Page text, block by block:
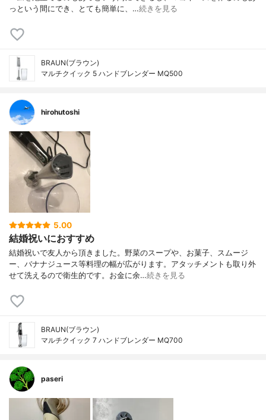
っという間にでき、とても簡単に、…続きを見る
BRAUN(ブラウン)
マルチクイック 5 ハンドブレンダー MQ500
hirohutoshi
5.00
結婚祝いにおすすめ
結婚祝いで友人から頂きました。野菜のスープや、お菓子、スムージ
ー、バナナジュース等料理の幅が広がります。アタッチメントも取り外
せて洗えるので衛生的です。お金に余…続きを見る
BRAUN(ブラウン)
マルチクイック 7 ハンドブレンダー MQ700
paseri